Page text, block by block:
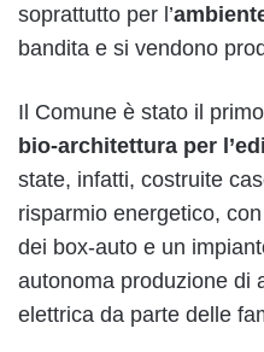
soprattutto per l’
bandita e si vendono
Il Comune è stato il
bio-architettura per
state, infatti, costruite
risparmio energetico,
dei box-auto e un
autonoma produzione di
elettrica da parte delle